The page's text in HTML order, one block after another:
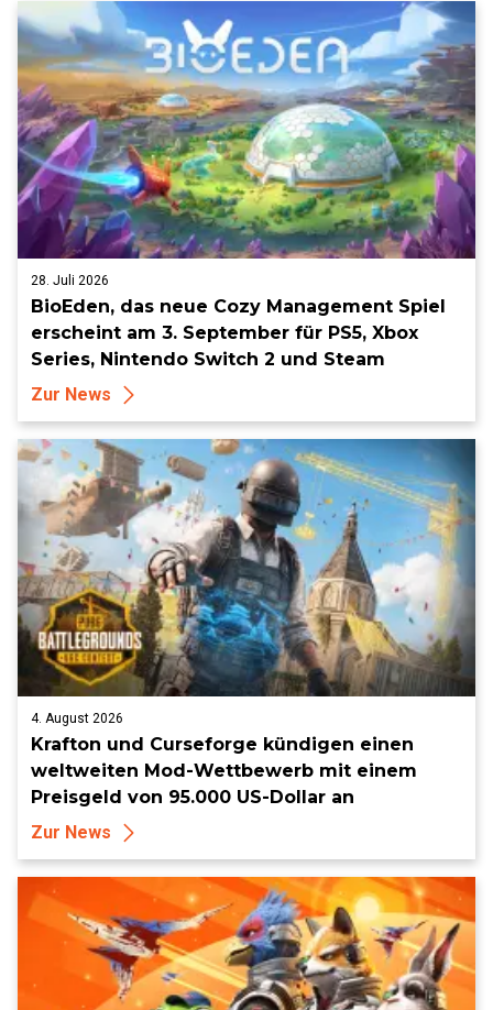
28. Juli 2026
BioEden, das neue Cozy Management Spiel
erscheint am 3. September für PS5, Xbox
Series, Nintendo Switch 2 und Steam
Zur News
4. August 2026
Krafton und Curseforge kündigen einen
weltweiten Mod-Wettbewerb mit einem
Preisgeld von 95.000 US-Dollar an
Zur News